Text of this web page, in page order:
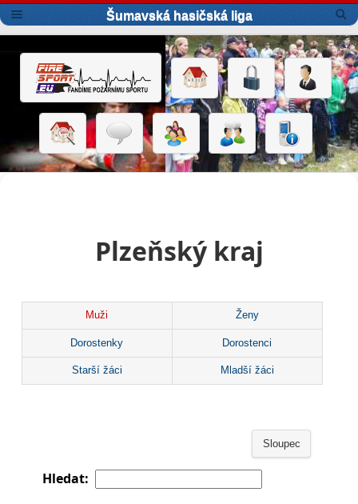
Šumavská hasičská liga
Plzeňský kraj
Muži Ženy
Dorostenky Dorostenci
Starší žáci Mladší žáci
Sloupec
Hledat: